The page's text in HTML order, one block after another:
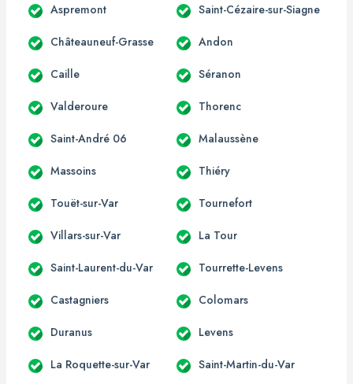
Aspremont Saint-Cézaire-sur-Siagne
Châteauneuf-Grasse Andon
Caille Séranon
Valderoure Thorenc
Saint-André 06 Malaussène
Massoins Thiéry
Touët-sur-Var Tournefort
Villars-sur-Var La Tour
Saint-Laurent-du-Var Tourrette-Levens
Castagniers Colomars
Duranus Levens
La Roquette-sur-Var Saint-Martin-du-Var